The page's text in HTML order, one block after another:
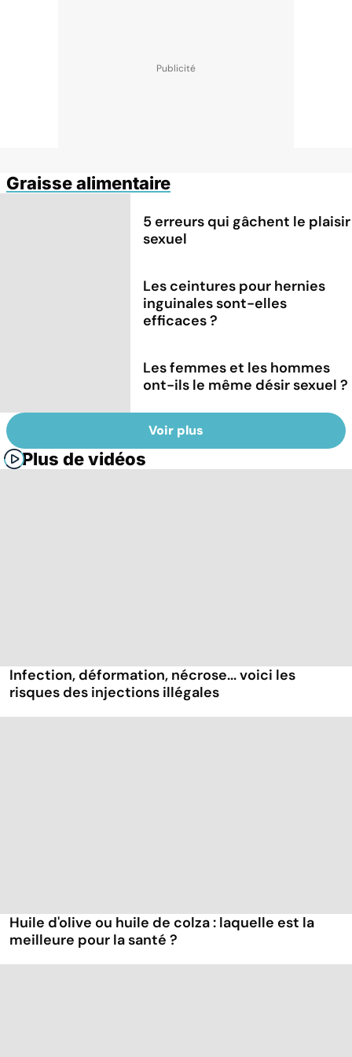
Graisse alimentaire
5 erreurs qui gâchent le plaisir
sexuel
Les ceintures pour hernies
inguinales sont-elles
efficaces ?
Les femmes et les hommes
ont-ils le même désir sexuel ?
Voir plus
Plus de vidéos
Infection, déformation, nécrose... voici les
risques des injections illégales
Huile d'olive ou huile de colza : laquelle est la
meilleure pour la santé ?